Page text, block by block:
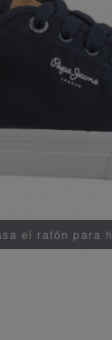
el ratón para